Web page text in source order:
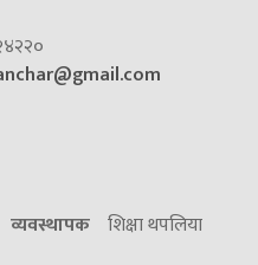
व्यवस्थापक शिक्षा थपलिया